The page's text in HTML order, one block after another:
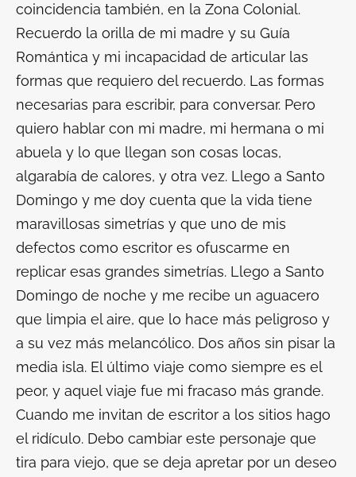
coincidencia también, en la Zona Colonial.
Recuerdo la orilla de mi madre y su Guía
Romántica y mi incapacidad de articular las
formas que requiero del recuerdo. Las formas
necesarias para escribir, para conversar. Pero
quiero hablar con mi madre, mi hermana o mi
abuela y lo que llegan son cosas locas,
algarabía de calores, y otra vez. Llego a Santo
Domingo y me doy cuenta que la vida tiene
maravillosas simetrías y que uno de mis
defectos como escritor es ofuscarme en
replicar esas grandes simetrías. Llego a Santo
Domingo de noche y me recibe un aguacero
que limpia el aire, que lo hace más peligroso y
a su vez más melancólico. Dos años sin pisar la
media isla. El último viaje como siempre es el
peor, y aquel viaje fue mi fracaso más grande.
Cuando me invitan de escritor a los sitios hago
el ridículo. Debo cambiar este personaje que
tira para viejo, que se deja apretar por un deseo